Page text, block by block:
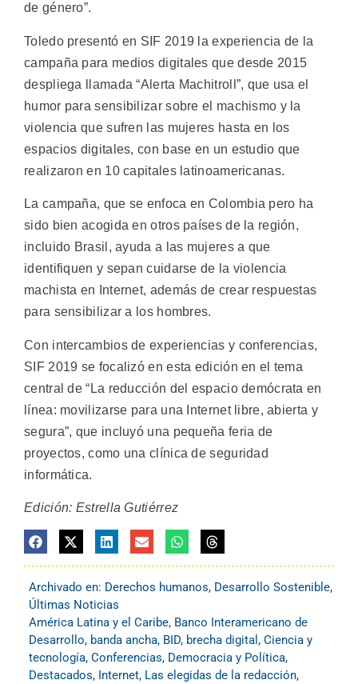
de género”.
Toledo presentó en SIF 2019 la experiencia de la
campaña para medios digitales que desde 2015
despliega llamada “Alerta Machitroll”, que usa el
humor para sensibilizar sobre el machismo y la
violencia que sufren las mujeres hasta en los
espacios digitales, con base en un estudio que
realizaron en 10 capitales latinoamericanas.
La campaña, que se enfoca en Colombia pero ha
sido bien acogida en otros países de la región,
incluido Brasil, ayuda a las mujeres a que
identifiquen y sepan cuidarse de la violencia
machista en Internet, además de crear respuestas
para sensibilizar a los hombres.
Con intercambios de experiencias y conferencias,
SIF 2019 se focalizó en esta edición en el tema
central de “La reducción del espacio demócrata en
línea: movilizarse para una Internet libre, abierta y
segura”, que incluyó una pequeña feria de
proyectos, como una clínica de seguridad
informática.
Edición: Estrella Gutiérrez
Archivado en: Derechos humanos, Desarrollo Sostenible,
Últimas Noticias
América Latina y el Caribe, Banco Interamericano de
Desarrollo, banda ancha, BID, brecha digital , Ciencia y
tecnología, Conferencias, Democracia y Política,
Destacados, Internet, Las elegidas de la redacción,